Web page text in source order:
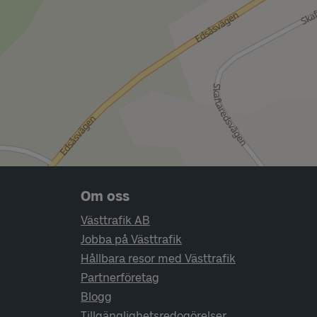
Sidfotsnavigering
Om oss
Västtrafik AB
Jobba på Västtrafik
Hållbara resor med Västtrafik
Partnerföretag
Blogg